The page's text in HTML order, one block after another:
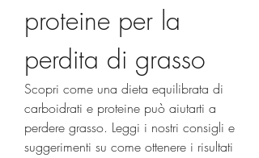
proteine ​​per la
perdita di grasso
Scopri come una dieta equilibrata di
carboidrati e proteine ​​può aiutarti a
perdere grasso. Leggi i nostri consigli e
suggerimenti su come ottenere i risultati